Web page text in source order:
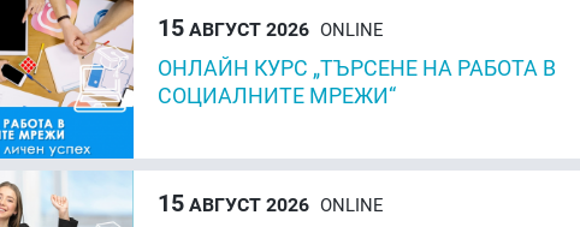
15АВГУСТ 2026 ONLINE
ОНЛАЙН КУРС „ТЪРСЕНЕ НА РАБОТА В
СОЦИАЛНИТЕ МРЕЖИ“
15АВГУСТ 2026 ONLINE